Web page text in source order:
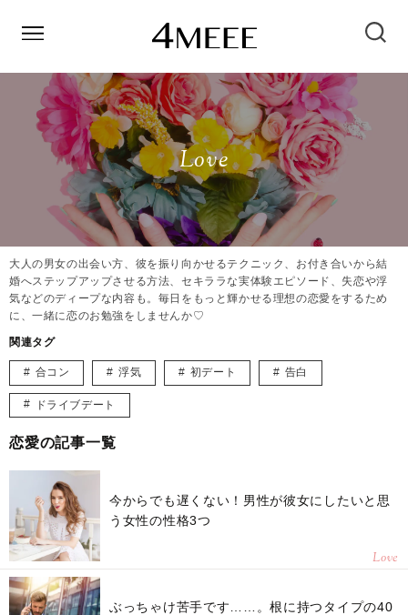
Love
大人の男女の出会い方、彼を振り向かせるテクニック、お付き合いから結
婚へステップアップさせる方法、セキララな実体験エピソード、失恋や浮
気などのディープな内容も。毎日をもっと輝かせる理想の恋愛をするため
に、一緒に恋のお勉強をしませんか♡
関連タグ
合コン 浮気 初デート 告白
ドライブデート
恋愛の記事一覧
今からでも遅くない！男性が彼女にしたいと思
う女性の性格3つ
Love
ぶっちゃけ苦手です……。根に持つタイプの40